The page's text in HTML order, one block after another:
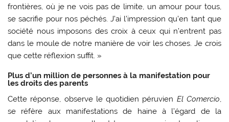
frontières, où je ne vois pas de limite, un amour pour tous,
se sacrifie pour nos péchés. J’ai l’impression qu’en tant que
société nous imposons des croix à ceux qui n’entrent pas
dans le moule de notre manière de voir les choses. Je crois
que cette réflexion suffit. »
Plus d’un million de personnes à la manifestation pour
les droits des parents
Cette réponse, observe le quotidien péruvien El Comercio,
se réfère aux manifestations de haine à l’égard de la